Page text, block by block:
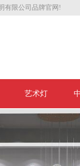
有限公司品牌官网!
艺术灯